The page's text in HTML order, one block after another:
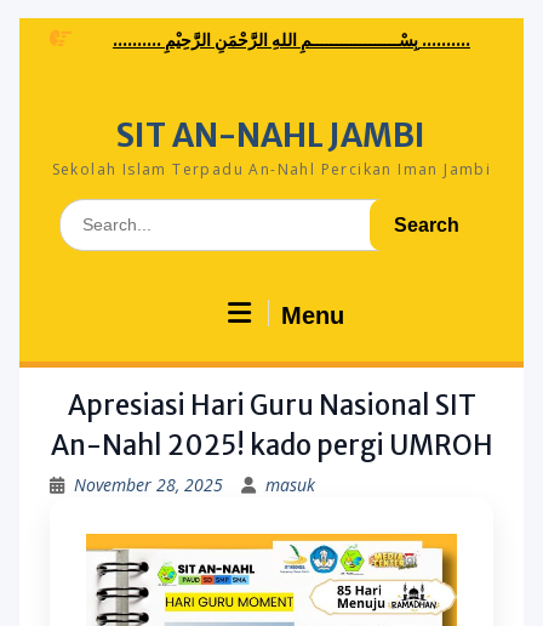
Skip
.......... بِسْــــــــــــــــــمِ اللهِ الرَّحْمَنِ الرَّحِيْمِ ..........
SIT AN-NAHL JAMBI
Sekolah Islam Terpadu An-Nahl Percikan Iman Jambi
Search
for:
Menu
Apresiasi Hari Guru Nasional SIT
An-Nahl 2025! kado pergi UMROH
November 28, 2025 masuk